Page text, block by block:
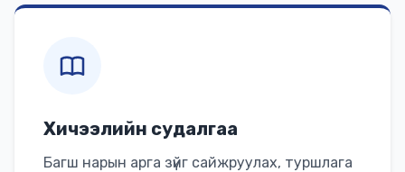
Хичээлийн судалгаа
Багш нарын арга зүйг сайжруулах, туршлага